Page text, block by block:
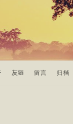
友链 留言 归档